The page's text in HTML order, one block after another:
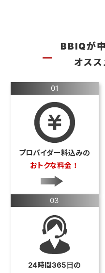
BBIQが
オス
01
プロバイダー料込みの
おトクな料金！
03
24時間365日の